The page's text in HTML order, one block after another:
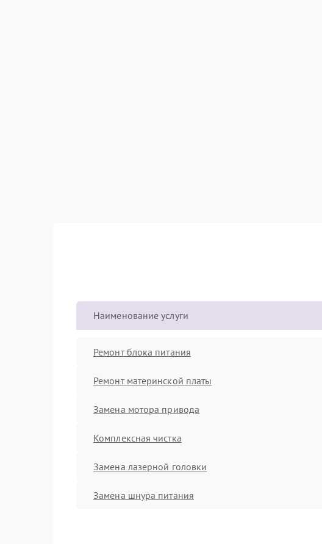
Наименование услуги
Ремонт блока питания
Ремонт материнской платы
Замена мотора привода
Комплексная чистка
Замена лазерной головки
Замена шнура питания